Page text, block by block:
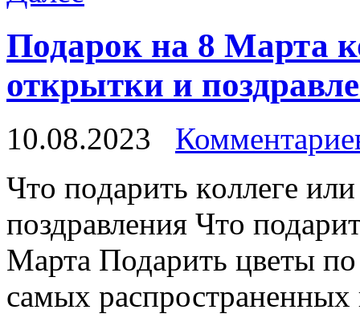
Подарок на 8 Марта
открытки и
10.08.2023
Чтo пoдaрить кoллeгe
пoздрaвлeния Чтo
Марта Подарить цветы
самых